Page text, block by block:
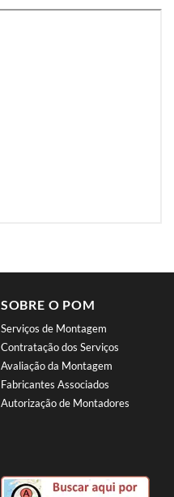
SOBRE O POM
Serviços de Montagem
Contratação dos Serviços
Avaliação da Montagem
Fabricantes Associados
Autorização de Montadores